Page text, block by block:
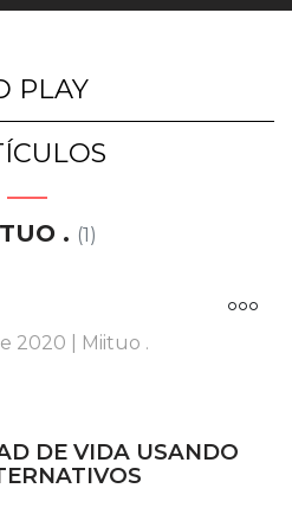
PLAY
. (1)
2020 | Miituo .
DE VIDA USANDO